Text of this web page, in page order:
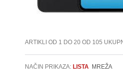
ARTIKLI OD 1 DO 20 OD 105
NAČIN PRIKAZA: LISTA MREŽA